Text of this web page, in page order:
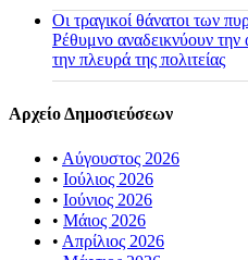
Οι τραγικοί θάνατοι των
Ρέθυμνο αναδεικνύουν
την πλευρά της πολιτείας
Αρχείο Δημοσιεύσεων
• Αύγουστος 2026
• Ιούλιος 2026
• Ιούνιος 2026
• Μάιος 2026
• Απρίλιος 2026